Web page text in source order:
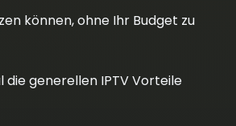
können, ohne Ihr Budget zu
die generellen IPTV Vorteile